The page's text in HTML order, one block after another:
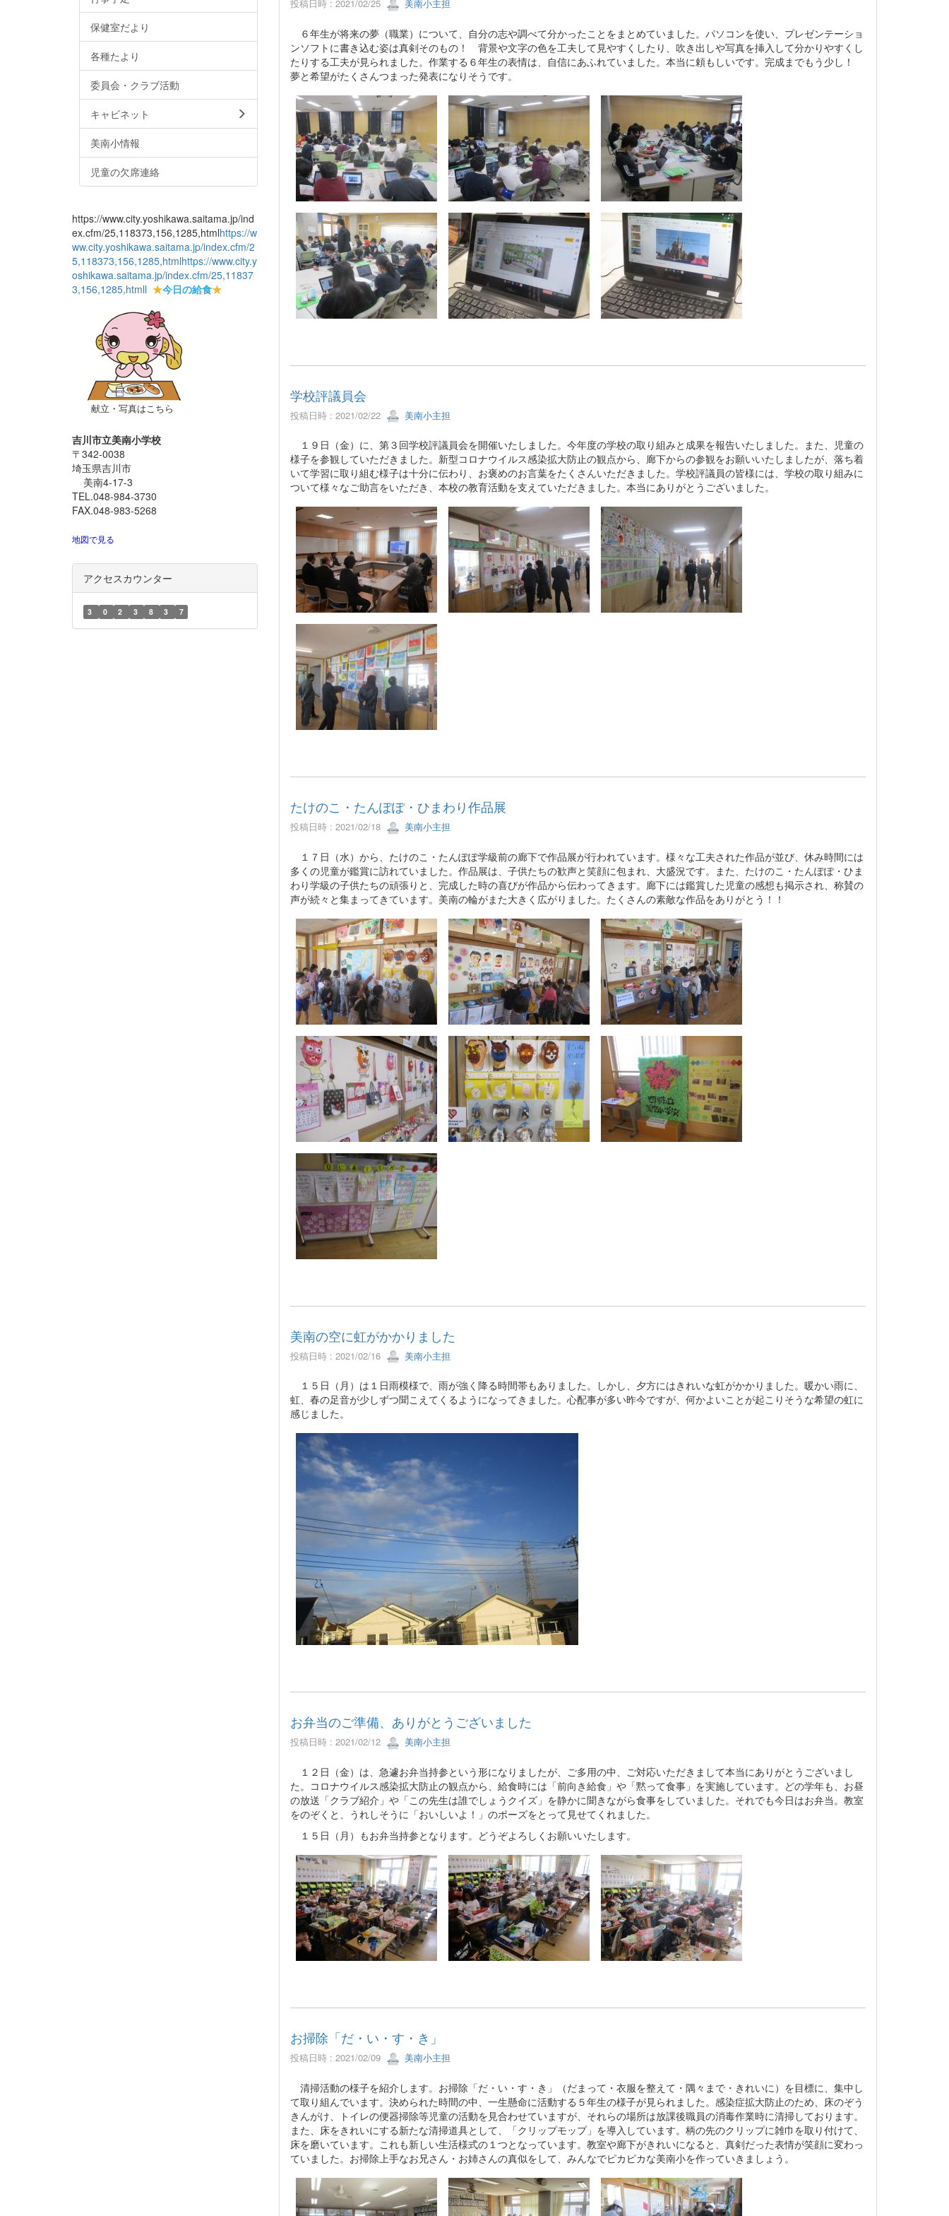
投稿日時 : 2021/02/25 美南小主担
６年生が将来の夢（職業）について、自分の志や調べて分かったことをまとめていました。パソコンを使い、プレゼンテーショ
ンソフトに書き込む姿は真剣そのもの！ 背景や文字の色を工夫して見やすくしたり、吹き出しや写真を挿入して分かりやすくし
たりする工夫が見られました。作業する６年生の表情は、自信にあふれていました。本当に頼もしいです。完成までもう少し！
夢と希望がたくさんつまった発表になりそうです。
学校評議員会
投稿日時 : 2021/02/22 美南小主担
１９日（金）に、第３回学校評議員会を開催いたしました。今年度の学校の取り組みと成果を報告いたしました。また、児童の
様子を参観していただきました。新型コロナウイルス感染拡大防止の観点から、廊下からの参観をお願いいたしましたが、落ち着
いて学習に取り組む様子は十分に伝わり、お褒めのお言葉をたくさんいただきました。学校評議員の皆様には、学校の取り組みに
ついて様々なご助言をいただき、本校の教育活動を支えていただきました。本当にありがとうございました。
たけのこ・たんぽぽ・ひまわり作品展
投稿日時 : 2021/02/18 美南小主担
１７日（水）から、たけのこ・たんぽぽ学級前の廊下で作品展が行われています。様々な工夫された作品が並び、休み時間には
多くの児童が鑑賞に訪れていました。作品展は、子供たちの歓声と笑顔に包まれ、大盛況です。また、たけのこ・たんぽぽ・ひま
わり学級の子供たちの頑張りと、完成した時の喜びが作品から伝わってきます。廊下には鑑賞した児童の感想も掲示され、称賛の
声が続々と集まってきています。美南の輪がまた大きく広がりました。たくさんの素敵な作品をありがとう！！
美南の空に虹がかかりました
投稿日時 : 2021/02/16 美南小主担
１５日（月）は１日雨模様で、雨が強く降る時間帯もありました。しかし、夕方にはきれいな虹がかかりました。暖かい雨に、
虹、春の足音が少しずつ聞こえてくるようになってきました。心配事が多い昨今ですが、何かよいことが起こりそうな希望の虹に
感じました。
お弁当のご準備、ありがとうございました
投稿日時 : 2021/02/12 美南小主担
１２日（金）は、急遽お弁当持参という形になりましたが、ご多用の中、ご対応いただきまして本当にありがとうございまし
た。コロナウイルス感染拡大防止の観点から、給食時には「前向き給食」や「黙って食事」を実施しています。どの学年も、お昼
の放送「クラブ紹介」や「この先生は誰でしょうクイズ」を静かに聞きながら食事をしていました。それでも今日はお弁当。教室
をのぞくと、うれしそうに「おいしいよ！」のポーズをとって見せてくれました。
１５日（月）もお弁当持参となります。どうぞよろしくお願いいたします。
お掃除「だ・い・す・き」
投稿日時 : 2021/02/09 美南小主担
清掃活動の様子を紹介します。お掃除「だ・い・す・き」（だまって・衣服を整えて・隅々まで・きれいに）を目標に、集中し
て取り組んでいます。決められた時間の中、一生懸命に活動する５年生の様子が見られました。感染症拡大防止のため、床のぞう
きんがけ、トイレの便器掃除等児童の活動を見合わせていますが、それらの場所は放課後職員の消毒作業時に清掃しております。
また、床をきれいにする新たな清掃道具として、「クリップモップ」を導入しています。柄の先のクリップに雑巾を取り付けて、
床を磨いています。これも新しい生活様式の１つとなっています。教室や廊下がきれいになると、真剣だった表情が笑顔に変わっ
ていました。お掃除上手なお兄さん・お姉さんの真似をして、みんなでピカピカな美南小を作っていきましょう。
保健室だより
各種たより
委員会・クラブ活動
キャビネット
美南小情報
児童の欠席連絡
https://www.city.yoshikawa.saitama.jp/ind
ex.cfm/25,118373,156,1285,htmlhttps://w
ww.city.yoshikawa.saitama.jp/index.cfm/2
5,118373,156,1285,htmlhttps://www.city.y
oshikawa.saitama.jp/index.cfm/25,11837
3,156,1285,htmll ★今日の給食★
献立・写真はこちら
吉川市立美南小学校
〒342-0038
埼玉県吉川市
美南4-17-3
TEL.048-984-3730
FAX.048-983-5268
地図で見る
アクセスカウンター
3 0 2 3 8 3 7